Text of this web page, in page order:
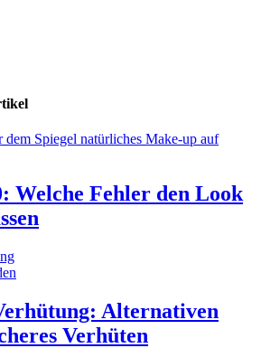
Welche Fehler den Look
Alternativen
Verhüten